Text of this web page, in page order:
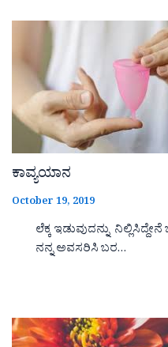
ಕಾವ್ಯಯಾನ
October 19, 2019
ಲೆಕ್ಕ ಇಡುವುದನ್ನು
ನನ್ನ ಅವಸರಿಸಿ ಬರ…